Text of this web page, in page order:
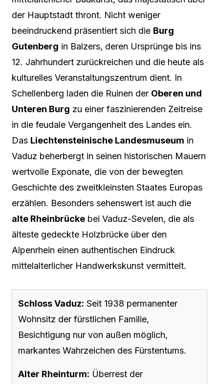
der Hauptstadt thront. Nicht weniger
beeindruckend präsentiert sich die Burg
Gutenberg in Balzers, deren Ursprünge bis ins
12. Jahrhundert zurückreichen und die heute als
kulturelles Veranstaltungszentrum dient. In
Schellenberg laden die Ruinen der Oberen und
Unteren Burg zu einer faszinierenden Zeitreise
in die feudale Vergangenheit des Landes ein.
Das Liechtensteinische Landesmuseum in
Vaduz beherbergt in seinen historischen Mauern
wertvolle Exponate, die von der bewegten
Geschichte des zweitkleinsten Staates Europas
erzählen. Besonders sehenswert ist auch die
alte Rheinbrücke bei Vaduz-Sevelen, die als
älteste gedeckte Holzbrücke über den
Alpenrhein einen authentischen Eindruck
mittelalterlicher Handwerkskunst vermittelt.
Schloss Vaduz: Seit 1938 permanenter
Wohnsitz der fürstlichen Familie,
Besichtigung nur von außen möglich,
markantes Wahrzeichen des Fürstentums.
Alter Rheinturm: Überrest der